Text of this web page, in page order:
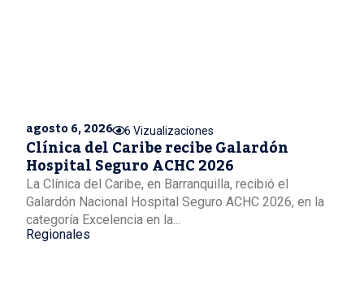
agosto 6, 2026 6 Vizualizaciones
Clínica del Caribe recibe Galardón
Hospital Seguro ACHC 2026
La Clínica del Caribe, en Barranquilla, recibió el
Galardón Nacional Hospital Seguro ACHC 2026, en la
categoría Excelencia en la...
Regionales